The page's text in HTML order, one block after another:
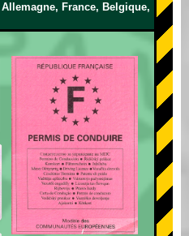
France, Belgique,